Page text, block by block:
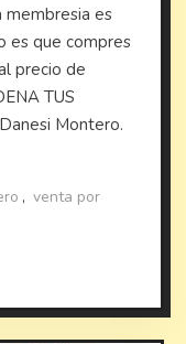
membresia es
es que compres
precio de
TUS
Montero.
, venta por